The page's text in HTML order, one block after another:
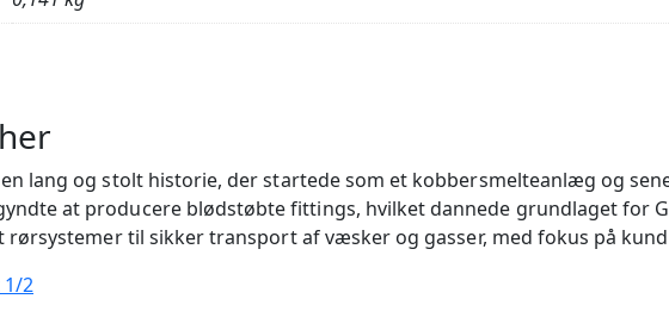
lang og stolt historie, der startede som et kobbersmelteanlæg og
at producere blødstøbte fittings, hvilket dannede grundlaget for
rørsystemer til sikker transport af væsker og gasser, med fokus på